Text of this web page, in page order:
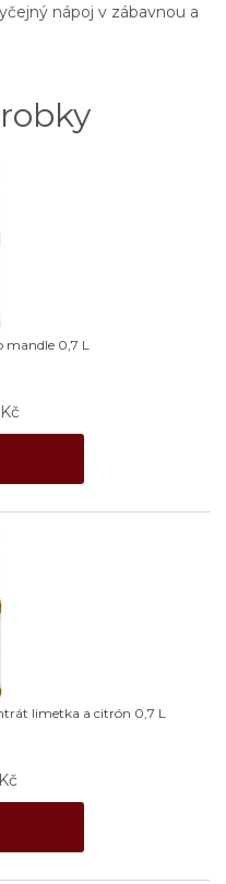
nápoj v zábavnou a
0,7 L
Kč
limetka a citrón 0,7 L
Kč